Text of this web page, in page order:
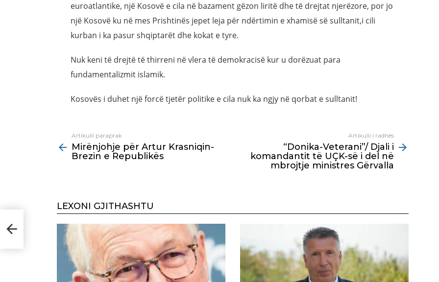
euroatlantike, një Kosovë e cila në bazament gëzon liritë dhe të drejtat njerëzore, por jo
një Kosovë ku në mes Prishtinës jepet leja për ndërtimin e xhamisë së sulltanit,i cili
kurban i ka pasur shqiptarët dhe kokat e tyre.
Nuk keni të drejtë të thirreni në vlera të demokracisë kur u dorëzuat para
fundamentalizmit islamik.
Kosovës i duhet një forcë tjetër politike e cila nuk ka ngjy në qorbat e sulltanit!
more
Artikulli paraprak
Mirënjohje për Artur Krasniqin-
Brezin e Republikës
Artikulli i radhës
“Donika-Veterani”/ Djali i
komandantit të UÇK-së i del në
mbrojtje ministres Gërvalla
LEXONI GJITHASHTU
e